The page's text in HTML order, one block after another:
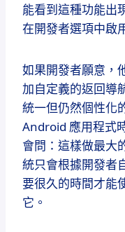
能看到這種功能出
在開發者選項中啟
如果開發者願意，
加自定義的返回導
統一但仍然個性化
Android 應用程式
會問：這樣做最大
統只會根據開發者
要很久的時間才能
它。